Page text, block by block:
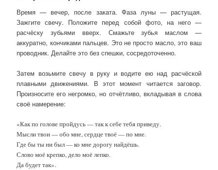
Время — вечер, после заката. Фаза луны — растущая.
Зажгите свечу. Положите перед собой фото, на него —
расчёску зубьями вверх. Смажьте зубья маслом —
аккуратно, кончиками пальцев. Это не просто масло, это ваш
проводник. Делайте это без спешки, сосредоточенно.
Затем возьмите свечу в руку и водите ею над расчёской
плавными движениями. В этот момент читается заговор.
Произносите его негромко, но отчётливо, вкладывая в слова
своё намерение:
«Как по голове пройдусь — так к себе тебя приведу.
Мысли твои — обо мне, сердце твоё — по мне.
Где бы ты ни был — ко мне дорогу найдёшь.
Слово моё крепко, дело моё лепко.
Да будет так».